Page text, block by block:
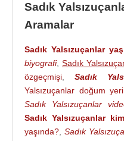
prodüktör ve prodüktör
programlarına imza
1992 yılında
on üç bölümlük bir
“Avşar Elleri”
(1996), “Urfa’da
(2000), "Eğin
2002), “Aşka Dair
Sadık
Aramalar
Sadık Yalsızuçanlar
biyografi, Sadık
özgeçmişi
Sadık
Yalsızuçanlar doğum yeri
Sadık Yalsızuçanlar
Sadık Yalsızuçanlar
yaşında? Sadık